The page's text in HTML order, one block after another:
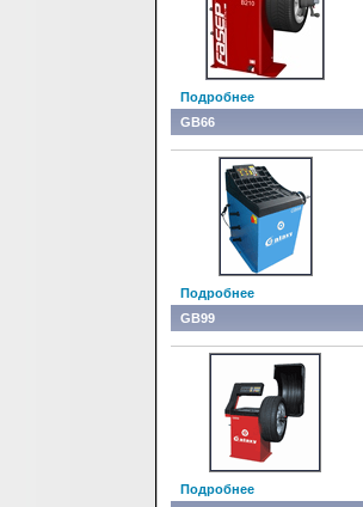
Подробнее
GB66
Подробнее
GB99
Подробнее